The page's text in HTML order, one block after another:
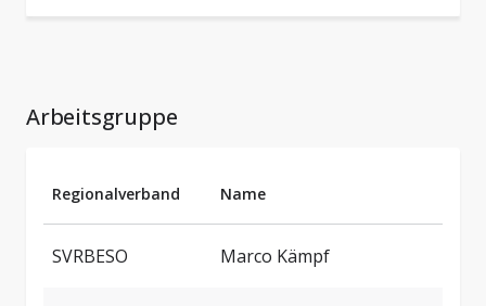
Arbeitsgruppe
Regionalverband Name
SVRBESO Marco Kämpf